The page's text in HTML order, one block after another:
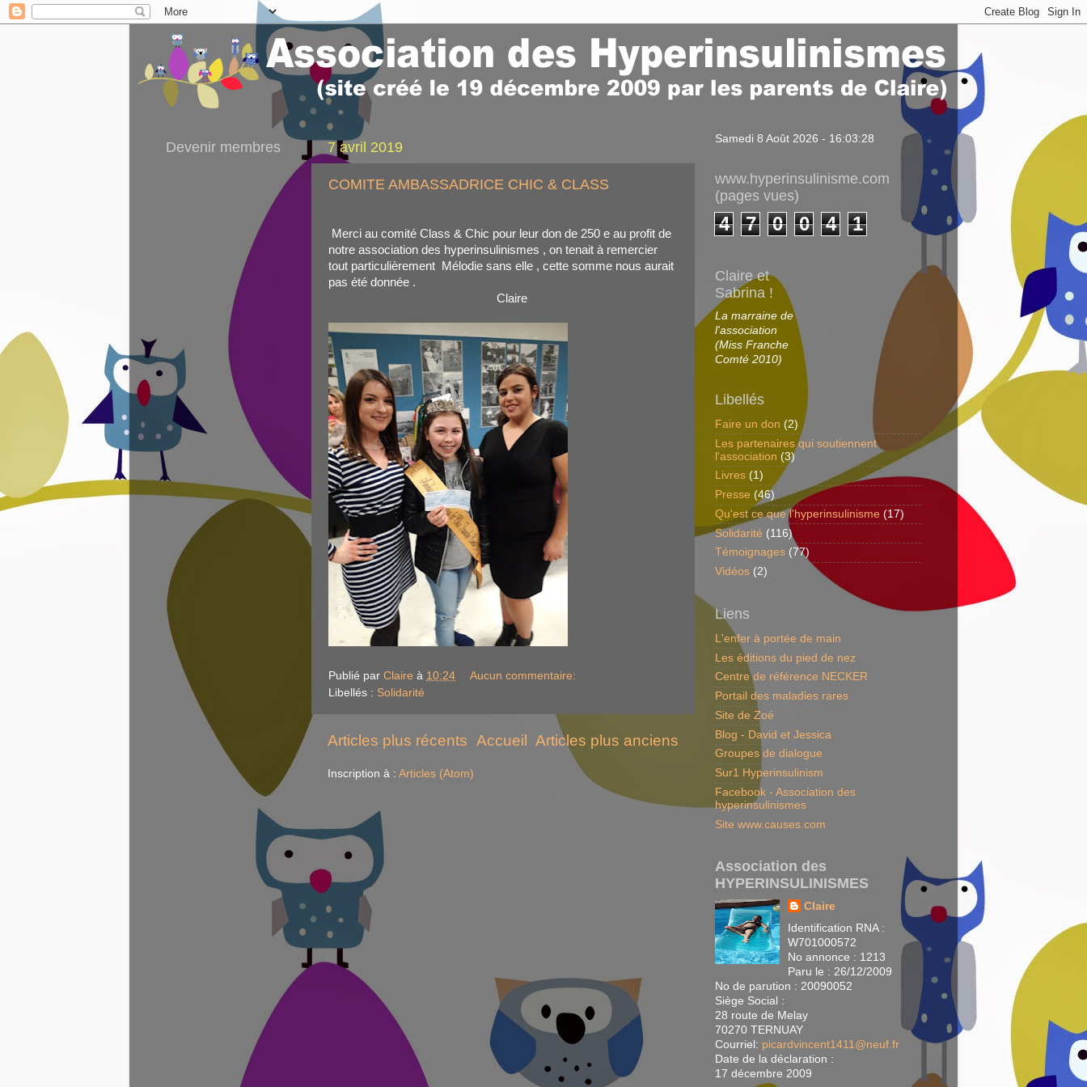
7 avril 2019
COMITE AMBASSADRICE CHIC & CLASS
Merci au comité Class & Chic pour leur don de 250 e au profit de
notre association des hyperinsulinismes , on tenait à remercier
tout particulièrement Mélodie sans elle , cette somme nous aurait
pas été donnée .
Claire
Publié par Claire à 10:24
Aucun commentaire:
Libellés : Solidarité
Articles plus récents Articles plus anciens
Accueil
Inscription à : Articles (Atom)
Devenir membres
Samedi 8 Août 2026 - 16:03:28
www.hyperinsulinisme.com
(pages vues)
4 7 0 0 4 1
Claire et
Sabrina !
La marraine de
l'association
(Miss Franche
Comté 2010)
Libellés
Faire un don (2)
Les partenaires qui soutiennent
l'association (3)
Livres (1)
Presse (46)
Qu'est ce que l'hyperinsulinisme (17)
Solidarité (116)
Témoignages (77)
Vidéos (2)
Liens
L'enfer à portée de main
Les éditions du pied de nez
Centre de référence NECKER
Portail des maladies rares
Site de Zoé
Blog - David et Jessica
Groupes de dialogue
Sur1 Hyperinsulinism
Facebook - Association des
hyperinsulinismes
Site www.causes.com
Association des
HYPERINSULINISMES
Claire
Identification RNA :
W701000572
No annonce : 1213
Paru le : 26/12/2009
No de parution : 20090052
Siège Social :
28 route de Melay
70270 TERNUAY
Courriel: picardvincent1411@neuf.fr
Date de la déclaration :
17 décembre 2009